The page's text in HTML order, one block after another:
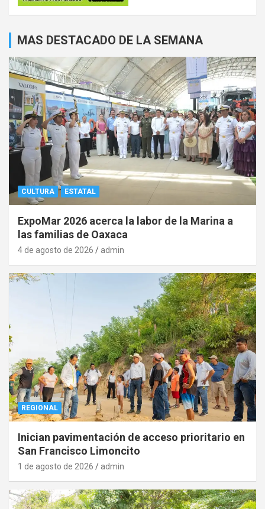
MAS DESTACADO DE LA SEMANA
CULTURA ESTATAL
ExpoMar 2026 acerca la labor de la Marina a
las familias de Oaxaca
4 de agosto de 2026 admin
REGIONAL
Inician pavimentación de acceso prioritario en
San Francisco Limoncito
1 de agosto de 2026 admin